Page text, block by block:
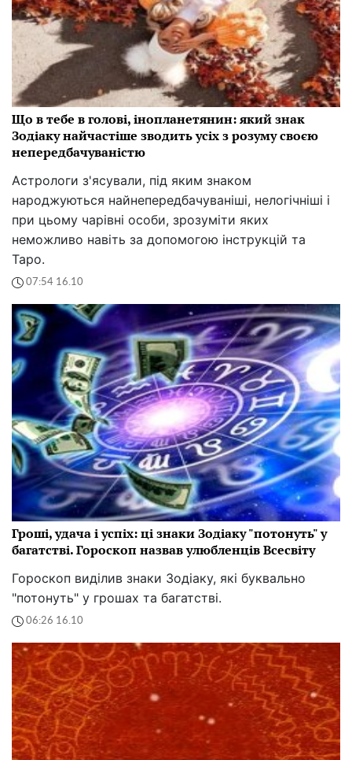
Що в тебе в голові, інопланетянин: який знак
Зодіаку найчастіше зводить усіх з розуму своєю
непередбачуваністю
Астрологи з'ясували, під яким знаком
народжуються найнепередбачуваніші, нелогічніші і
при цьому чарівні особи, зрозуміти яких
неможливо навіть за допомогою інструкцій та
Таро.
07:54 16.10
Гроші, удача і успіх: ці знаки Зодіаку "потонуть" у
багатстві. Гороскоп назвав улюбленців Всесвіту
Гороскоп виділив знаки Зодіаку, які буквально
"потонуть" у грошах та багатстві.
06:26 16.10